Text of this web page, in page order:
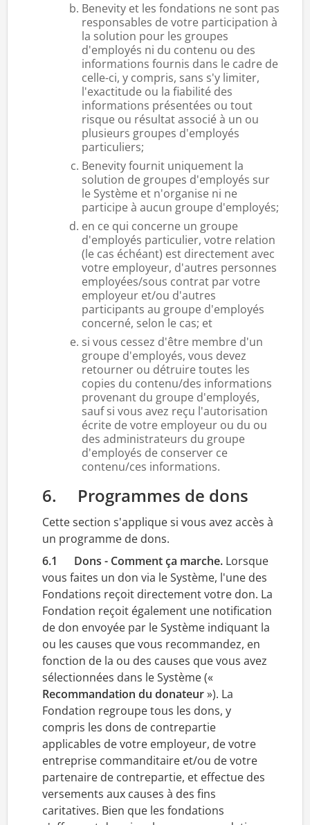
Benevity et les fondations ne sont pas
responsables de votre participation à
la solution pour les groupes
d'employés ni du contenu ou des
informations fournis dans le cadre de
celle-ci, y compris, sans s'y limiter,
l'exactitude ou la fiabilité des
informations présentées ou tout
risque ou résultat associé à un ou
plusieurs groupes d'employés
particuliers;
Benevity fournit uniquement la
solution de groupes d'employés sur
le Système et n'organise ni ne
participe à aucun groupe d'employés;
en ce qui concerne un groupe
d'employés particulier, votre relation
(le cas échéant) est directement avec
votre employeur, d'autres personnes
employées/sous contrat par votre
employeur et/ou d'autres
participants au groupe d'employés
concerné, selon le cas; et
si vous cessez d'être membre d'un
groupe d'employés, vous devez
retourner ou détruire toutes les
copies du contenu/des informations
provenant du groupe d'employés,
sauf si vous avez reçu l'autorisation
écrite de votre employeur ou du ou
des administrateurs du groupe
d'employés de conserver ce
contenu/ces informations.
6. Programmes de dons
Cette section s'applique si vous avez accès à
un programme de dons.
6.1 Dons - Comment ça marche. Lorsque
vous faites un don via le Système, l'une des
Fondations reçoit directement votre don. La
Fondation reçoit également une notification
de don envoyée par le Système indiquant la
ou les causes que vous recommandez, en
fonction de la ou des causes que vous avez
sélectionnées dans le Système («
Recommandation du donateur»). La
Fondation regroupe tous les dons, y
compris les dons de contrepartie
applicables de votre employeur, de votre
entreprise commanditaire et/ou de votre
partenaire de contrepartie, et effectue des
versements aux causes à des fins
caritatives. Bien que les fondations